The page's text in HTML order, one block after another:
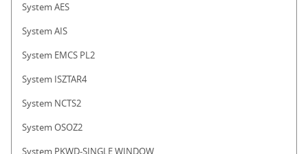
System AES
System AIS
System EMCS PL2
System ISZTAR4
System NCTS2
System OSOZ2
System PKWD-SINGLE WINDOW